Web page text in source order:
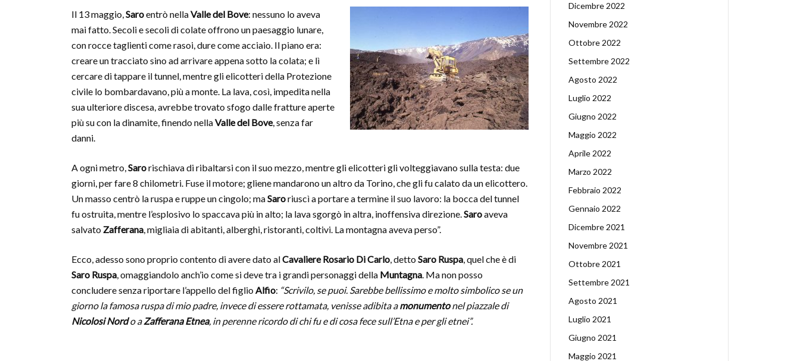
Il 13 maggio,Saroentrò nellaValle del Bove: nessuno lo aveva
mai fatto. Secoli e secoli di colate offrono un paesaggio lunare,
con rocce taglienti come rasoi, dure come acciaio. Il piano era:
creare un tracciato sino ad arrivare appena sotto la colata; e lì
cercare di tappare il tunnel, mentre gli elicotteri della Protezione
civile lo bombardavano, più a monte. La lava, così, impedita nella
sua ulteriore discesa, avrebbe trovato sfogo dalle fratture aperte
più su con la dinamite, finendo nellaValle del Bove, senza far
danni.
A ogni metro,Sarorischiava di ribaltarsi con il suo mezzo, mentre gli elicotteri gli volteggiavano sulla testa: due
giorni, per fare 8 chilometri. Fuse il motore; gliene mandarono un altro da Torino, che gli fu calato da un elicottero.
Un masso centrò la ruspa e ruppe un cingolo; maSaroriuscì a portare a termine il suo lavoro: la bocca del tunnel
fu ostruita, mentre l’esplosivo lo spaccava più in alto; la lava sgorgò in altra, inoffensiva direzione.Saroaveva
salvatoZafferana, migliaia di abitanti, alberghi, ristoranti, coltivi. La montagna aveva perso”.
Ecco, adesso sono proprio contento di avere dato alCavaliere Rosario Di Carlo, dettoSaro Ruspa, quel che è di
Saro Ruspa, omaggiandolo anch’io come si deve tra i grandi personaggi della Muntagna. Ma non posso
concludere senza riportare l’appello del figlioAlfio: “Scrivilo, se puoi. Sarebbe bellissimo e molto simbolico se un
giorno la famosa ruspa di mio padre, invece di essere rottamata, venisse adibita amonumentonel piazzale di
Nicolosi Nordo aZafferana Etnea, in perenne ricordo di chi fu e di cosa fece sull’Etna e per gli etnei”.
Dicembre 2022
Novembre 2022
Ottobre 2022
Settembre 2022
Agosto 2022
Luglio 2022
Giugno 2022
Maggio 2022
Aprile 2022
Marzo 2022
Febbraio 2022
Gennaio 2022
Dicembre 2021
Novembre 2021
Ottobre 2021
Settembre 2021
Agosto 2021
Luglio 2021
Giugno 2021
Maggio 2021